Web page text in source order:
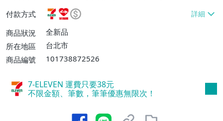
富取貨付款【單件運費$60】、宅配/貨運
【單件運費$130】
付款方式
商品狀況
全新品
所在地區
台北市
商品編號
101738872526
7-ELEVEN 運費只要38元
不限金額、筆數，筆筆優惠無限次！